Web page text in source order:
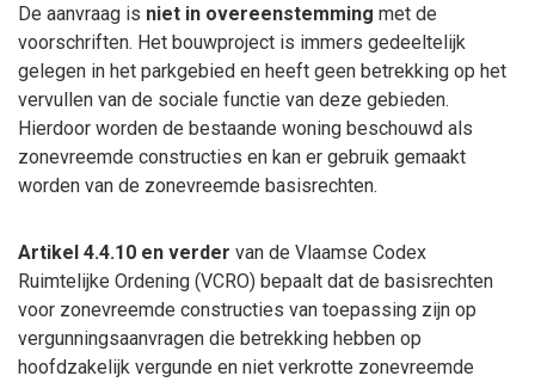
De aanvraag is niet in overeenstemming met de
voorschriften. Het bouwproject is immers gedeeltelijk
gelegen in het parkgebied en heeft geen betrekking op het
vervullen van de sociale functie van deze gebieden.
Hierdoor worden de bestaande woning beschouwd als
zonevreemde constructies en kan er gebruik gemaakt
worden van de zonevreemde basisrechten.
Artikel 4.4.10 en verder van de Vlaamse Codex
Ruimtelijke Ordening (VCRO) bepaalt dat de basisrechten
voor zonevreemde constructies van toepassing zijn op
vergunningsaanvragen die betrekking hebben op
hoofdzakelijk vergunde en niet verkrotte zonevreemde